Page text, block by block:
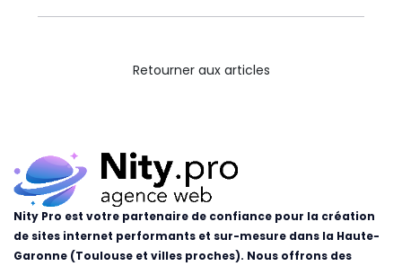
Retourner aux articles
Nity Pro est votre partenaire de confiance pour la création
de sites internet performants et sur-mesure dans la Haute-
Garonne (Toulouse et villes proches). Nous offrons des